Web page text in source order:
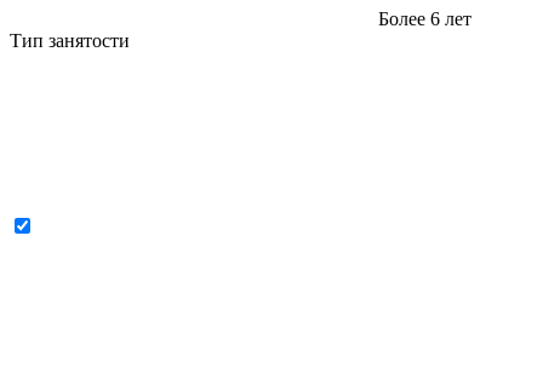
Более 6 лет
Тип занятости